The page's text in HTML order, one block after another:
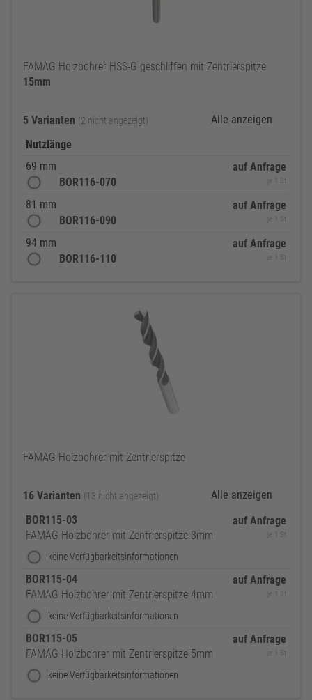
FAMAG Holzbohrer HSS-G geschliffen mit Zentrierspitze
15mm
5 Varianten (2 nicht angezeigt)
Alle anzeigen
Nutzlänge
69 mm
BOR116-070
auf Anfrage
je 1 St
81 mm
BOR116-090
auf Anfrage
je 1 St
94 mm
BOR116-110
auf Anfrage
je 1 St
FAMAG Holzbohrer mit Zentrierspitze
16 Varianten (13 nicht angezeigt)
Alle anzeigen
BOR115-03
FAMAG Holzbohrer mit Zentrierspitze 3mm
keine Verfügbarkeitsinformationen
auf Anfrage
je 1 St
BOR115-04
FAMAG Holzbohrer mit Zentrierspitze 4mm
keine Verfügbarkeitsinformationen
auf Anfrage
je 1 St
BOR115-05
FAMAG Holzbohrer mit Zentrierspitze 5mm
keine Verfügbarkeitsinformationen
auf Anfrage
je 1 St